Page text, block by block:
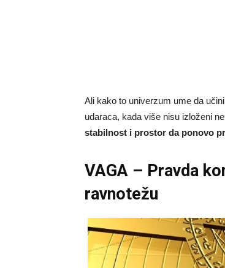
Ali kako to univerzum ume da
udaraca, kada više nisu izloženi
stabilnost i prostor da ponovo
VAGA – Pravda
ravnotežu